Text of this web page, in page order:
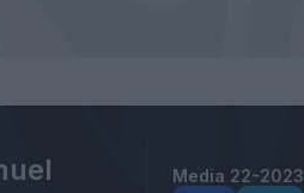
Media 22-2023